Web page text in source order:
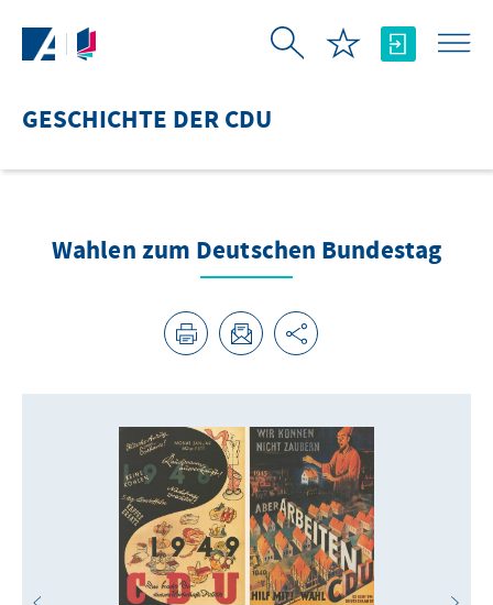
GESCHICHTE DER CDU
Wahlen zum Deutschen Bundestag